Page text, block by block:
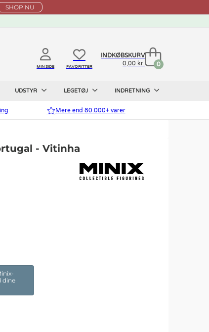
SHOP NU
MIN SIDE FAVORITTER
INDKØBSKURV
0,00 kr.
0
UDSTYR LEGETØJ INDRETNING
Mere end 80.000+ varer
- Vitinha
dine